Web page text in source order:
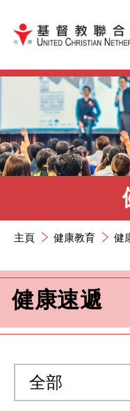
跳到內容（
主頁 健康教育 健
健康速遞
全部